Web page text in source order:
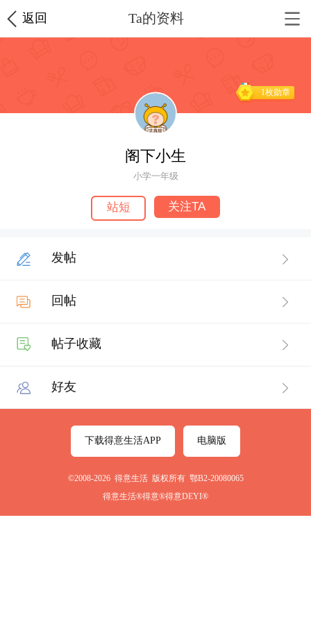
返回 Ta的资料
1枚勋章
阁下小生
小学一年级
站短 关注TA
发帖
回帖
帖子收藏
好友
下载得意生活APP 电脑版
©2008-2026 得意生活 版权所有 鄂B2-20080065
得意生活®得意®得意DEYI®